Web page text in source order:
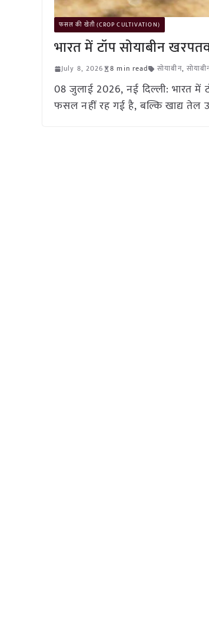
फसल की खेती (CROP CULTIVATION)
भारत में टॉप सोयाबीन
July 8, 2026 8 min read सोयाबीन,
08 जुलाई 2026, नई दिल्ली: भारत
फसल नहीं रह गई है, बल्कि खाद्य तेल